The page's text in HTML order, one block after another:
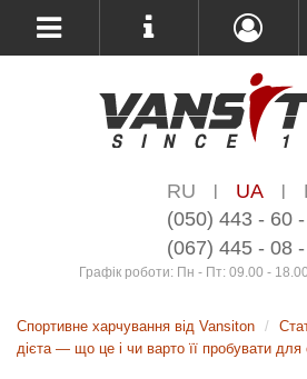
RU | UA |
(050) 443 - 60
(067) 445 - 08
Графік роботи: Пн - Пт: 09.00 -
Спортивне харчування від Vansiton
дієта — що це і чи варто її пробувати